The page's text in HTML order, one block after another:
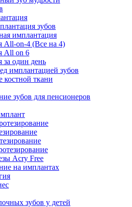
зубов
имплантация
All-on-4 (Все на 4)
All on 6
один день
имплантацией зубов
ткани
зубов для пенсионеров
Acry Free
на имплантах
зубов у детей